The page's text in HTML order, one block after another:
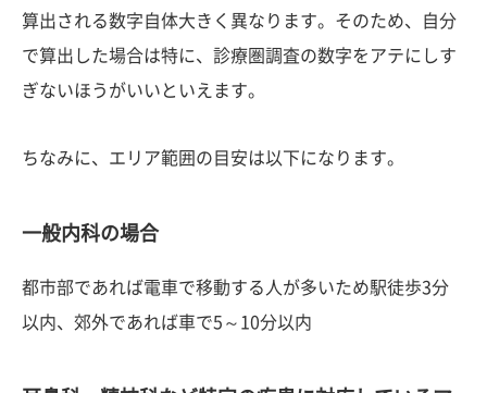
算出される数字自体大きく異なります。そのため、自分
で算出した場合は特に、診療圏調査の数字をアテにしす
ぎないほうがいいといえます。
ちなみに、エリア範囲の目安は以下になります。
一般内科の場合
都市部であれば電車で移動する人が多いため駅徒歩3分
以内、郊外であれば車で5～10分以内